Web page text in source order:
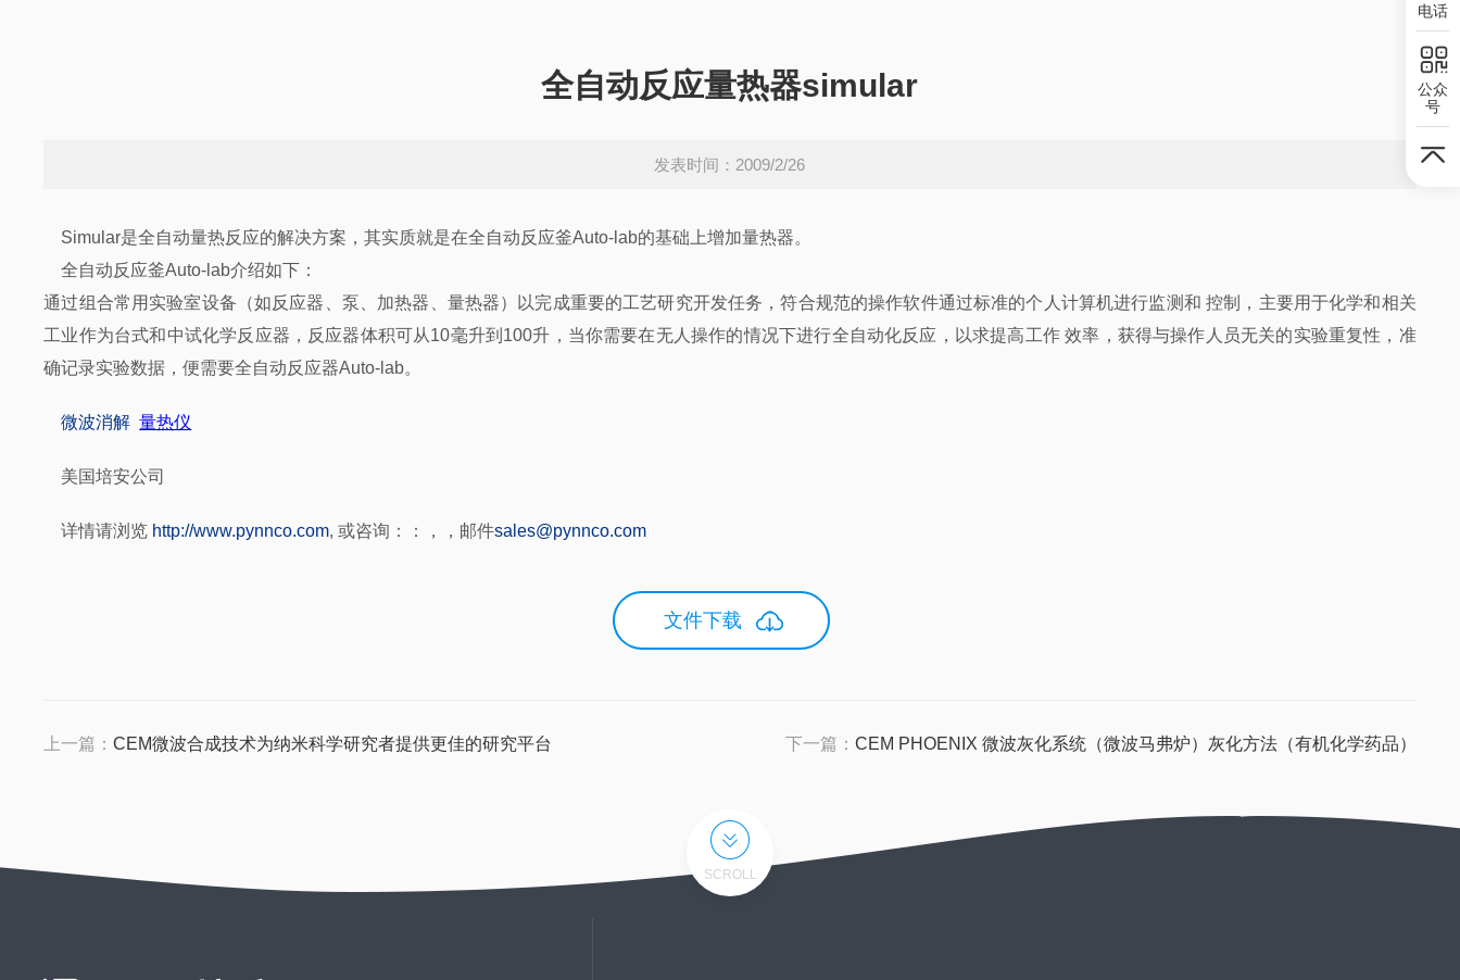
全自动反应量热器simular
发表时间：2009/2/26
Simular是全自动量热反应的解决方案，其实质就是在全自动反应釜Auto-lab的基础上增加量热器。
全自动反应釜Auto-lab介绍如下：
通过组合常用实验室设备（如反应器、泵、加热器、量热器）以完成重要的工艺研究开发任务，符合规范的操作软件通过标准的个人计算机进行监测和 控制，主要用于化学和相关
工业作为台式和中试化学反应器，反应器体积可从10毫升到100升，当你需要在无人操作的情况下进行全自动化反应，以求提高工作 效率，获得与操作人员无关的实验重复性，准
确记录实验数据，便需要全自动反应器Auto-lab。
微波消解 量热仪
美国培安公司
详情请浏览 http://www.pynnco.com, 或咨询：：，，邮件sales@pynnco.com
文件下载
上一篇：CEM微波合成技术为纳米科学研究者提供更佳的研究平台 下一篇： CEM PHOENIX 微波灰化系统（微波马弗炉）灰化方法（有机化学药品）
SCROLL
电话
公众
号